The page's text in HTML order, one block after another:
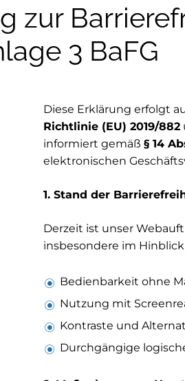
zur
3 BaFG
Diese Erklärung erfolgt
Richtlinie (EU) 2019/882
informiert gemäß § 14
elektronischen
1. Stand der
Derzeit ist unser
insbesondere im Hinblick
Bedienbarkeit ohne
Nutzung mit
Kontraste und
Durchgängige